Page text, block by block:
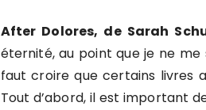
After Dolores, de Sarah
éternité, au point que je ne
faut croire que certains livres
Tout d’abord, il est important